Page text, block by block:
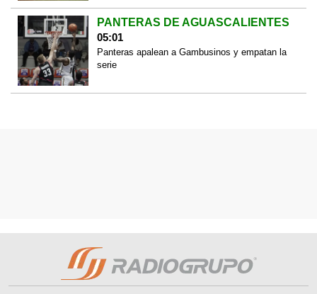
PANTERAS DE AGUASCALIENTES
05:01
Panteras apalean a Gambusinos y empatan la
serie